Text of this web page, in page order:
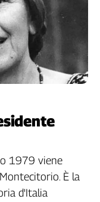
1979 viene
È la
d'Italia